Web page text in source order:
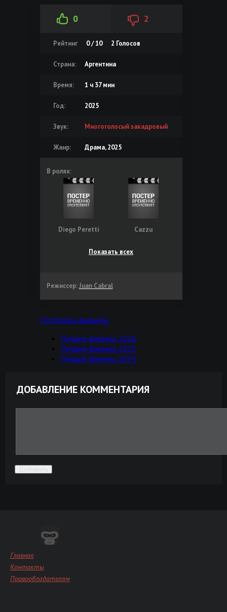
0 2
Рейтинг 0 / 10 2 Голосов
Страна: Аргентина
Время: 1 ч 37 мин
Год: 2025
Звук: Многоголосый закадровый
Жанр: Драма, 2025
В ролях:
Diego Peretti Cazzu
Показать всех
Режиссер: Juan Cabral
Подборка фильмов
Лучшие фильмы 2026
Лучшие фильмы 2025
Лучшие фильмы 2024
ДОБАВЛЕНИЕ КОММЕНТАРИЯ
Добавить
Главная
Контакты
Правообладателям